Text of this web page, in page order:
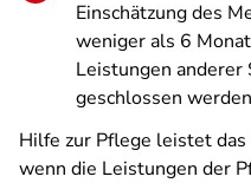
Einschätzung des
weniger als 6
Leistungen anderer
geschlossen
Hilfe zur Pflege leistet das
wenn die Leistungen der